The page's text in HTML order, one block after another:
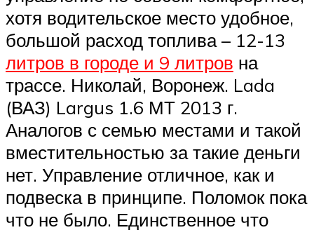
хотя водительское место удобное,
большой расход топлива – 12-13
литров в городе и 9 литров на
трассе. Николай, Воронеж. Lada
(ВАЗ) Largus 1.6 МТ 2013 г.
Аналогов с семью местами и такой
вместительностью за такие деньги
нет. Управление отличное, как и
подвеска в принципе. Поломок пока
что не было. Единственное что